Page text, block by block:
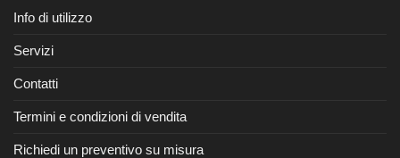
Info di utilizzo
Servizi
Contatti
Termini e condizioni di vendita
Richiedi un preventivo su misura